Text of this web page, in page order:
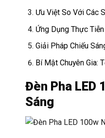
Ưu Việt So Với Các
Ứng Dụng Thực
Giải Pháp Chiếu
Bí Mật Chuyên Gia:
Đèn Pha LED
Sáng